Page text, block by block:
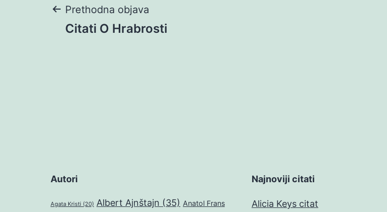
Navigacija
Prethodna objava
Citati O Hrabrosti
Autori
Agata Kristi (20) Albert Ajnštajn (35) Anatol Frans
Najnoviji citati
Alicia Keys citat